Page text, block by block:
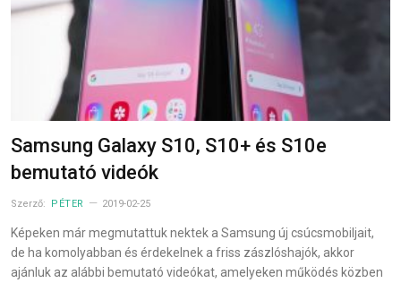
Samsung Galaxy S10, S10+ és S10e
bemutató videók
Szerző: PÉTER 2019-02-25
Képeken már megmutattuk nektek a Samsung új csúcsmobiljait,
de ha komolyabban és érdekelnek a friss zászlóshajók, akkor
ajánluk az alábbi bemutató videókat, amelyeken működés közben